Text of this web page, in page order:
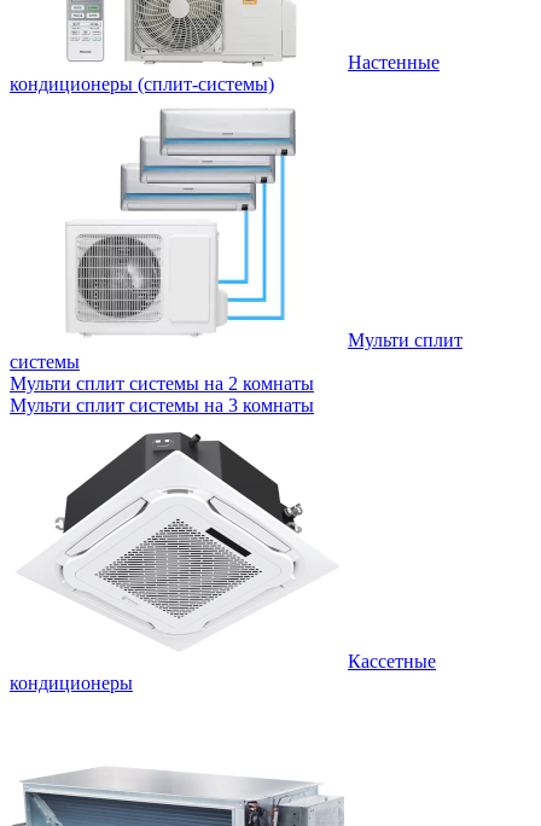
Настенные
кондиционеры (сплит-системы)
Мульти сплит
системы
Мульти сплит системы на 2 комнаты
Мульти сплит системы на 3 комнаты
Кассетные
кондиционеры